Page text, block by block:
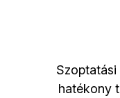
Szoptatási
hatékony